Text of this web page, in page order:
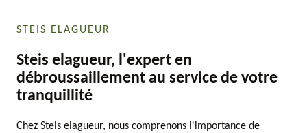
STEIS ELAGUEUR
Steis elagueur, l'expert en
débroussaillement au service de votre
tranquillité
Chez Steis elagueur, nous comprenons l'importance de